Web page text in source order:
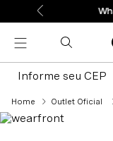
Informe seu CEP
Outlet Oficial